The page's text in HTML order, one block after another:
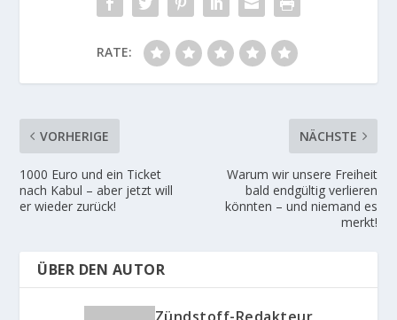
RATE:
VORHERIGE
1000 Euro und ein Ticket
nach Kabul – aber jetzt will
er wieder zurück!
NÄCHSTE
Warum wir unsere Freiheit
bald endgültig verlieren
könnten – und niemand es
merkt!
ÜBER DEN AUTOR